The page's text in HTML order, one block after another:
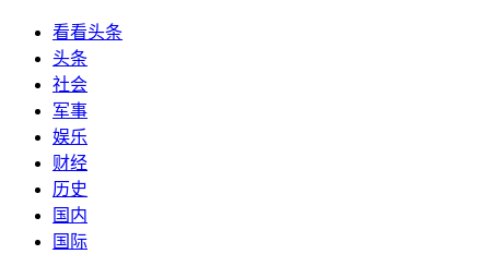
看看头条
头条
社会
军事
娱乐
财经
历史
国内
国际